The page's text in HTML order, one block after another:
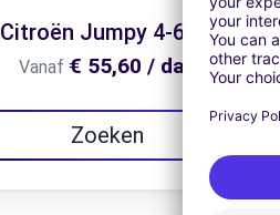
Citroën Jumpy 4-6m3
Vanaf € 55,60 / dag
Zoeken